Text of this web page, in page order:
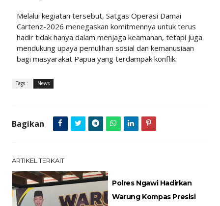
Melalui kegiatan tersebut, Satgas Operasi Damai
Cartenz-2026 menegaskan komitmennya untuk terus
hadir tidak hanya dalam menjaga keamanan, tetapi juga
mendukung upaya pemulihan sosial dan kemanusiaan
bagi masyarakat Papua yang terdampak konflik.
Tags : News
Bagikan
ARTIKEL TERKAIT
Polres Ngawi Hadirkan
Warung Kompas Presisi